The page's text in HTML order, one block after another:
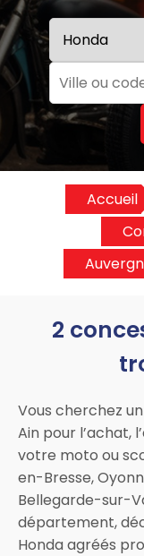
Accueil
2
Vous cherchez
Ain pour l’achat,
votre moto ou
en-Bresse,
Bellegarde-sur-
département,
Honda agréés